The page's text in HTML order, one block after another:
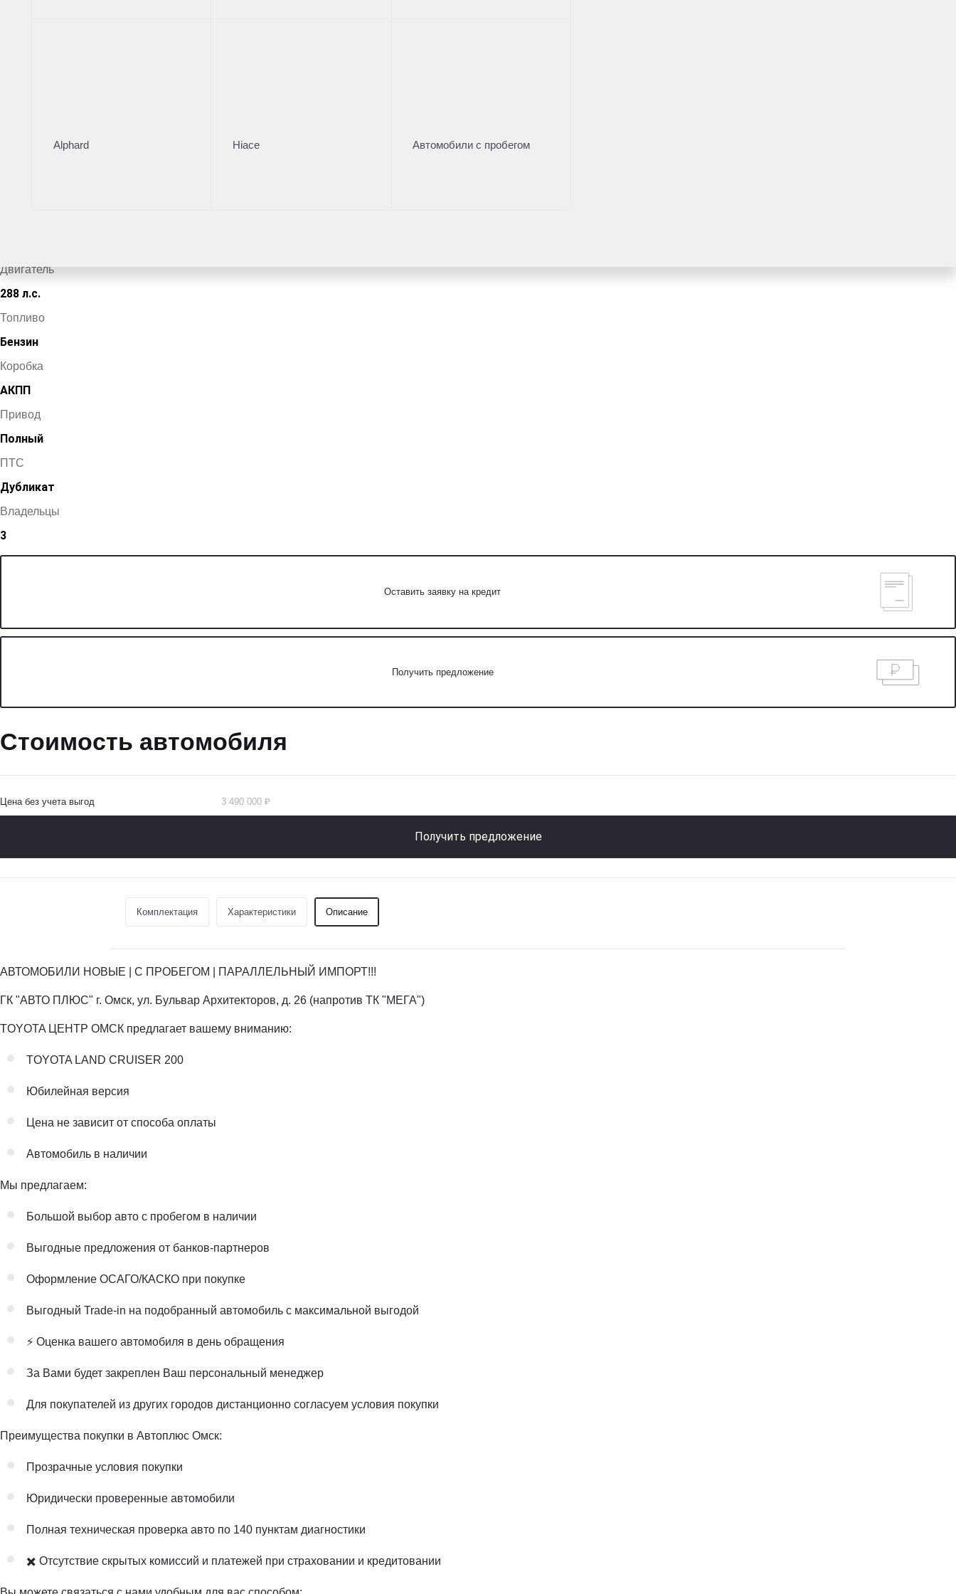
Alphard Hiace Автомобили с пробегом
Черный
Двигатель
288 л.с.
Топливо
Бензин
Коробка
АКПП
Привод
Полный
ПТС
Дубликат
Владельцы
3
Оставить заявку на кредит
Получить предложение
Стоимость автомобиля
Цена без учета выгод 3 490 000 ₽
Получить предложение
Комплектация Характеристики Описание
АВТОМОБИЛИ НОВЫЕ | С ПРОБЕГОМ | ПАРАЛЛЕЛЬНЫЙ ИМПОРТ!!!
ГК "АВТО ПЛЮС" г. Омск, ул. Бульвар Архитекторов, д. 26 (напротив ТК "МЕГА")
TOYOTA ЦЕНТР ОМСК предлагает вашему вниманию:
TOYOTA LAND CRUISER 200
Юбилейная версия
Цена не зависит от способа оплаты
Автомобиль в наличии
Мы предлагаем:
Большой выбор авто с пробегом в наличии
Выгодные предложения от банков-партнеров
Оформление ОСАГО/КАСКО при покупке
Выгодный Trade-in на подобранный автомобиль с максимальной выгодой
⚡️ Оценка вашего автомобиля в день обращения
За Вами будет закреплен Ваш персональный менеджер
Для покупателей из других городов дистанционно согласуем условия покупки
Преимущества покупки в Автоплюс Омск:
Прозрачные условия покупки
Юридически проверенные автомобили
Полная техническая проверка авто по 140 пунктам диагностики
✖️ Отсутствие скрытых комиссий и платежей при страховании и кредитовании